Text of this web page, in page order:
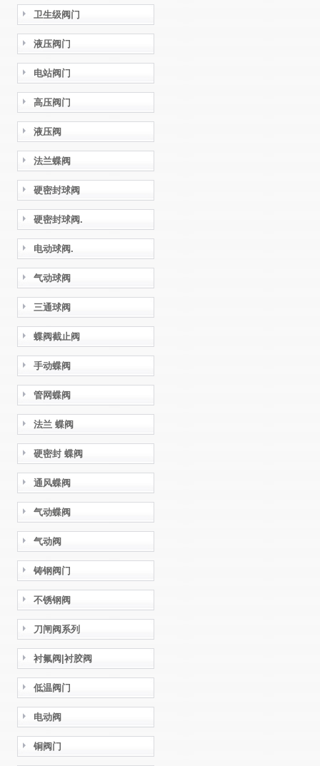
卫生级阀门
液压阀门
电站阀门
高压阀门
液压阀
法兰蝶阀
硬密封球阀
硬密封球阀.
电动球阀.
气动球阀
三通球阀
蝶阀截止阀
手动蝶阀
管网蝶阀
法兰 蝶阀
硬密封 蝶阀
通风蝶阀
气动蝶阀
气动阀
铸钢阀门
不锈钢阀
刀闸阀系列
衬氟阀|衬胶阀
低温阀门
电动阀
铜阀门